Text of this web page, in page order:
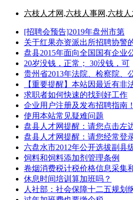
六枝人才网,六枝人事网,六枝
[招聘会预告]2019年盘州市第
关于红果亦资派出所招聘协警
盘县2015年面向全国国有企业
20岁没钱，正常； 30没钱，可
贵州省2013年法院、检察院、
【重要提醒】本站因最近有非
求职者如何快速的找到好工作
企业用户注册及发布招聘指南！
使用本站常见疑难问题
盘县人才网提醒：请您点击左
盘县人才网提醒：请您经常登
六盘水市2012年公开选拔副县
饲料和饲料添加剂管理条例
卷烟消费税计税价格信息采集
休息时间培训算加班吗？
人社部：社会保障十二五规划